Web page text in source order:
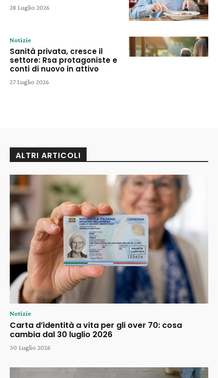
28 Luglio 2026
Notizie
Sanità privata, cresce il
settore: Rsa protagoniste e
conti di nuovo in attivo
27 Luglio 2026
ALTRI ARTICOLI
Notizie
Carta d’identità a vita per gli over 70: cosa
cambia dal 30 luglio 2026
30 Luglio 2026